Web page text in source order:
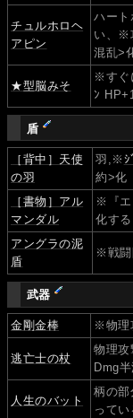
チュルホロヘ
アピン
ハート
い、※
混乱>
★型脳みそ
※すぐ
ﾝ
盾
［背中］天使
の羽
羽,※ ｼ
約>化
［書物］アル
マンダル
※『エ
化する
アングラの泥
盾
※戦闘
武器
金剛金棒 ※物理
逃亡士の杖
物理攻
Dmg
人生のバット
柄の
って